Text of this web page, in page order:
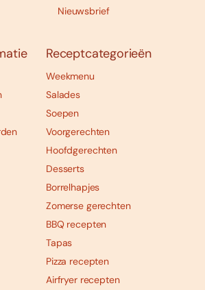
Nieuwsbrief
Receptcategorieën
Weekmenu
Salades
Soepen
Voorgerechten
Hoofdgerechten
Desserts
Borrelhapjes
Zomerse gerechten
BBQ recepten
Tapas
Pizza recepten
Airfryer recepten